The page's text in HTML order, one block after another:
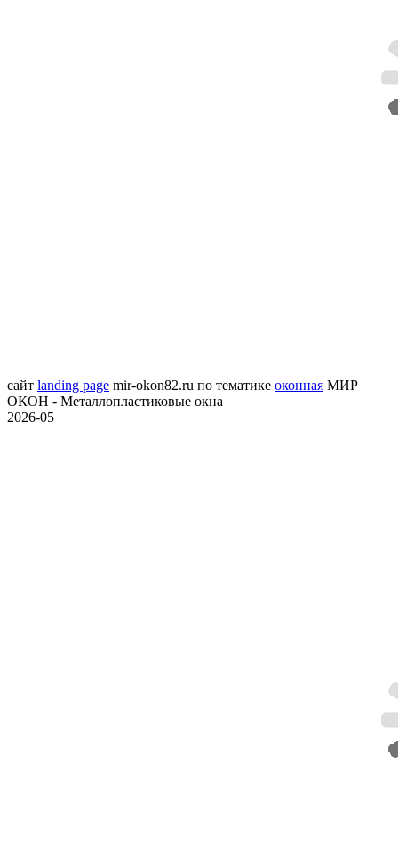
сайт landing page mir-okon82.ru по тематике оконная МИР
ОКОН - Металлопластиковые окна
2026-05